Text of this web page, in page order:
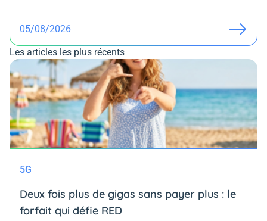
05/08/2026
Les articles les plus récents
5G
Deux fois plus de gigas sans payer plus : le
forfait qui défie RED